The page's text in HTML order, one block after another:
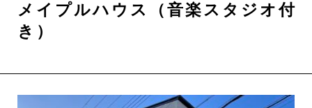
メイプルハウス（音楽スタジオ付
き）